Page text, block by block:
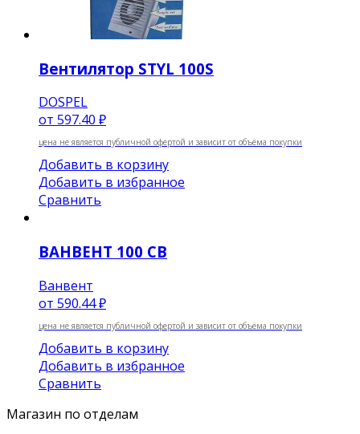
Вентилятор STYL 100S
DOSPEL
от 597.40 ₽
цена не является публичной офертой и зависит от объёма покупки
Добавить в корзину
Добавить в избранное
Сравнить
ВАНВЕНТ 100 СВ
Ванвент
от 590.44 ₽
цена не является публичной офертой и зависит от объёма покупки
Добавить в корзину
Добавить в избранное
Сравнить
Магазин по отделам